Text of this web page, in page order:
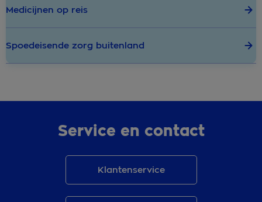
Medicijnen op reis
Spoedeisende zorg buitenland
Service en contact
Klantenservice